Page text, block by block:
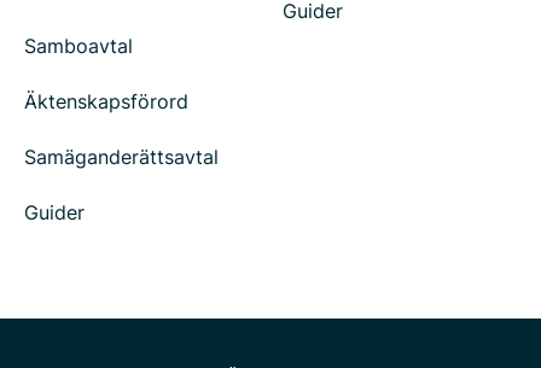
Samboavtal
Äktenskapsförord
Samäganderättsavtal
Guider
Guider